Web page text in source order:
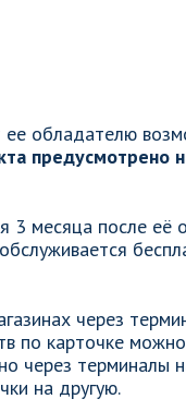
обладателю
предусмотрено
3 месяца после её
через
по карточке
через терминалы
на другую.